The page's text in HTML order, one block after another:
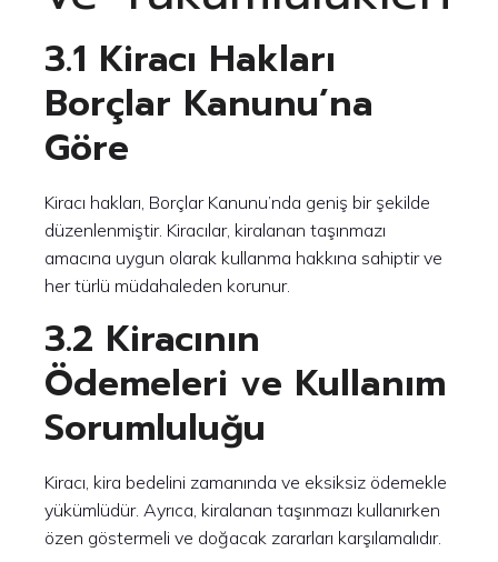
3.1 Kiracı Hakları
Borçlar Kanunu’na
Göre
Kiracı hakları, Borçlar Kanunu’nda geniş bir şekilde
düzenlenmiştir. Kiracılar, kiralanan taşınmazı
amacına uygun olarak kullanma hakkına sahiptir ve
her türlü müdahaleden korunur.
3.2 Kiracının
Ödemeleri ve Kullanım
Sorumluluğu
Kiracı, kira bedelini zamanında ve eksiksiz ödemekle
yükümlüdür. Ayrıca, kiralanan taşınmazı kullanırken
özen göstermeli ve doğacak zararları karşılamalıdır.